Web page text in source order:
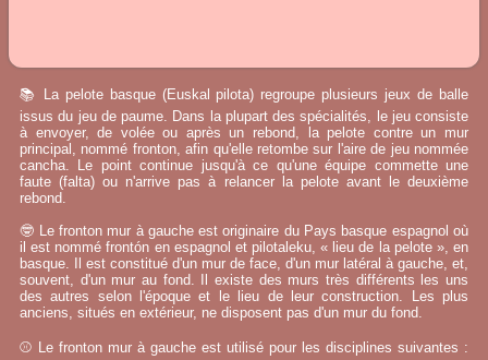
📚 La pelote basque (Euskal pilota) regroupe plusieurs jeux de balle
issus du jeu de paume. Dans la plupart des spécialités, le jeu consiste
à envoyer, de volée ou après un rebond, la pelote contre un mur
principal, nommé fronton, afin qu'elle retombe sur l'aire de jeu nommée
cancha. Le point continue jusqu'à ce qu'une équipe commette une
faute (falta) ou n'arrive pas à relancer la pelote avant le deuxième
rebond.
🤓 Le fronton mur à gauche est originaire du Pays basque espagnol où
il est nommé frontón en espagnol et pilotaleku, « lieu de la pelote », en
basque. Il est constitué d'un mur de face, d'un mur latéral à gauche, et,
souvent, d'un mur au fond. Il existe des murs très différents les uns
des autres selon l'époque et le lieu de leur construction. Les plus
anciens, situés en extérieur, ne disposent pas d'un mur du fond.
⚾ Le fronton mur à gauche est utilisé pour les disciplines suivantes :